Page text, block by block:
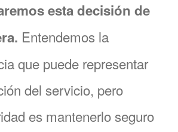
esta decisión de
Entendemos la
que puede representar
del servicio, pero
es mantenerlo seguro